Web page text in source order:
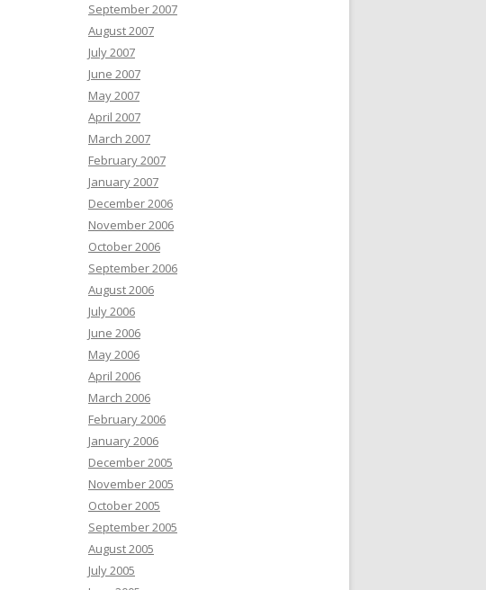
September 2007
August 2007
July 2007
June 2007
May 2007
April 2007
March 2007
February 2007
January 2007
December 2006
November 2006
October 2006
September 2006
August 2006
July 2006
June 2006
May 2006
April 2006
March 2006
February 2006
January 2006
December 2005
November 2005
October 2005
September 2005
August 2005
July 2005